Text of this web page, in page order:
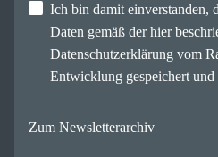
Ich bin damit einverstanden,
Daten gemäß der hier
Datenschutzerklärung vom
Entwicklung gespeichert und
Zum Newsletterarchiv